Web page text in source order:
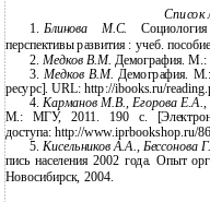
Список
1. Блинова М.С.
перспективы развития : учеб.
2. Медков В.М. Демография.
3. Медков В.М. Демография.
ресурс]. URL: http://ibooks.ru/
4. Карманов М.В., Егорова
М.: МГУ, 2011. 190 c.
доступа: http://www.iprbookshop.ru/
5. Кисельников А.А., Бессонова
пись населения 2002 года. Опыт
Новосибирск, 2004.